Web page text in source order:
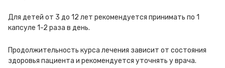
Для детей от 3 до 12 лет рекомендуется принимать по 1
капсуле 1-2 раза в день.
Продолжительность курса лечения зависит от состояния
здоровья пациента и рекомендуется уточнять у врача.